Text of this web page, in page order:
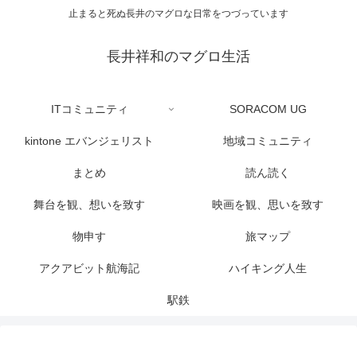
止まると死ぬ長井のマグロな日常をつづっています
長井祥和のマグロ生活
ITコミュニティ SORACOM UG
kintone エバンジェリスト 地域コミュニティ
まとめ 読ん読く
舞台を観、想いを致す 映画を観、思いを致す
物申す 旅マップ
アクアビット航海記 ハイキング人生
駅鉄